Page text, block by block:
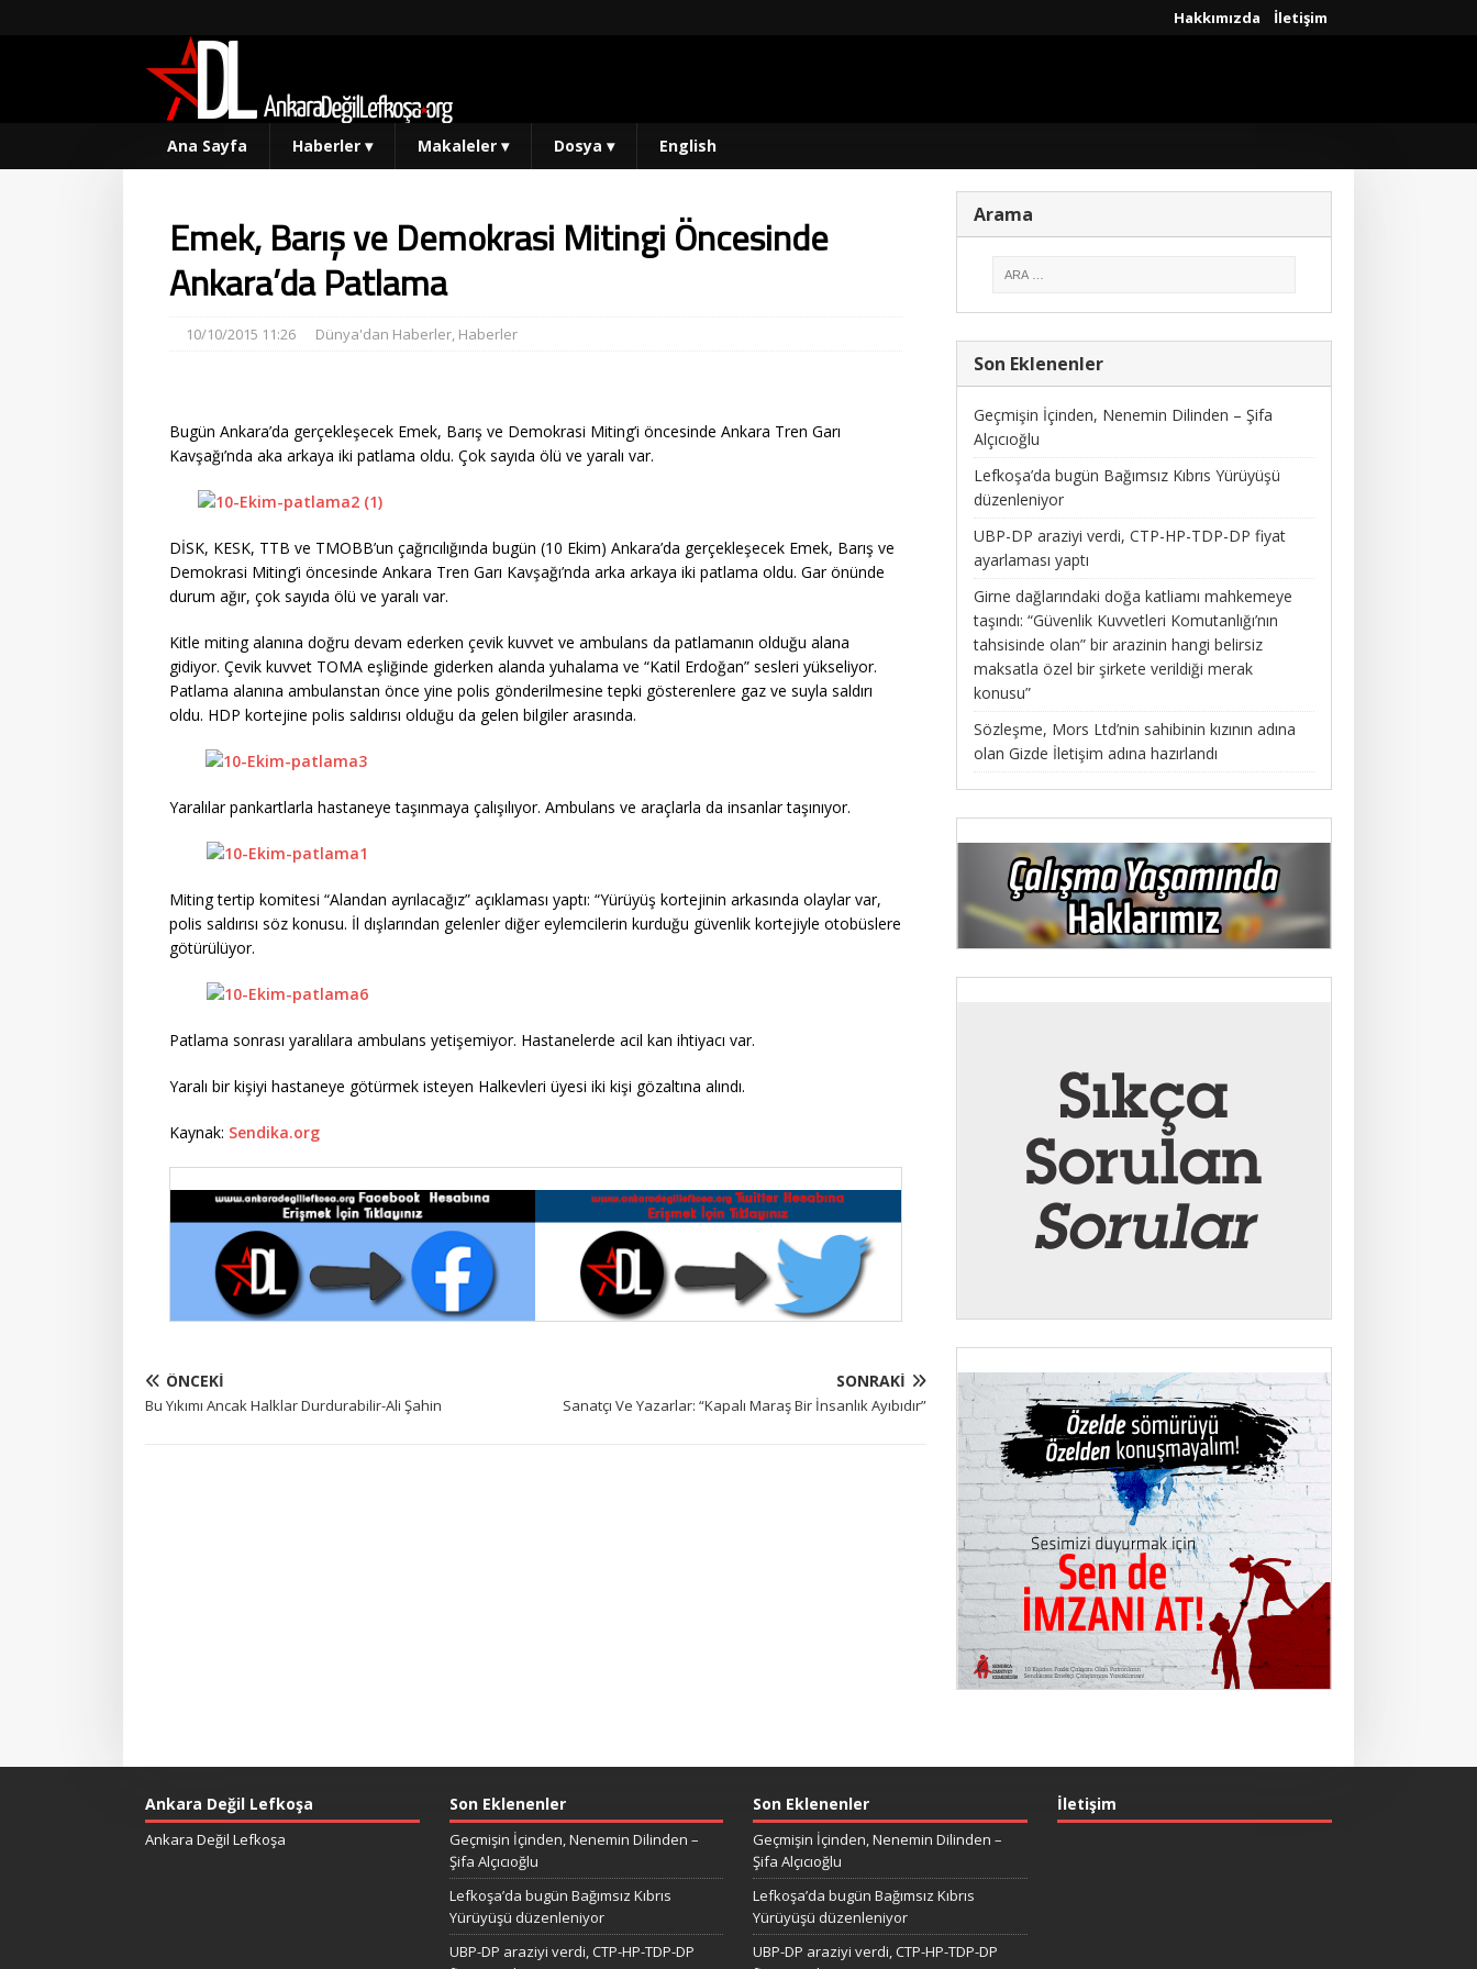
Hakkımızda İletişim
Ana Sayfa Haberler ▾ Makaleler ▾ Dosya ▾ English
Emek, Barış ve Demokrasi Mitingi Öncesinde
Ankara’da Patlama
10/10/2015 11:26 Dünya'dan Haberler, Haberler
Bugün Ankara’da gerçekleşecek Emek, Barış ve Demokrasi Miting’i öncesinde Ankara Tren Garı
Kavşağı’nda aka arkaya iki patlama oldu. Çok sayıda ölü ve yaralı var.
DİSK, KESK, TTB ve TMOBB’un çağrıcılığında bugün (10 Ekim) Ankara’da gerçekleşecek Emek, Barış ve
Demokrasi Miting’i öncesinde Ankara Tren Garı Kavşağı’nda arka arkaya iki patlama oldu. Gar önünde
durum ağır, çok sayıda ölü ve yaralı var.
Kitle miting alanına doğru devam ederken çevik kuvvet ve ambulans da patlamanın olduğu alana
gidiyor. Çevik kuvvet TOMA eşliğinde giderken alanda yuhalama ve “Katil Erdoğan” sesleri yükseliyor.
Patlama alanına ambulanstan önce yine polis gönderilmesine tepki gösterenlere gaz ve suyla saldırı
oldu. HDP kortejine polis saldırısı olduğu da gelen bilgiler arasında.
Yaralılar pankartlarla hastaneye taşınmaya çalışılıyor. Ambulans ve araçlarla da insanlar taşınıyor.
Miting tertip komitesi “Alandan ayrılacağız” açıklaması yaptı: “Yürüyüş kortejinin arkasında olaylar var,
polis saldırısı söz konusu. İl dışlarından gelenler diğer eylemcilerin kurduğu güvenlik kortejiyle otobüslere
götürülüyor.
Patlama sonrası yaralılara ambulans yetişemiyor. Hastanelerde acil kan ihtiyacı var.
Yaralı bir kişiyi hastaneye götürmek isteyen Halkevleri üyesi iki kişi gözaltına alındı.
Kaynak: Sendika.org
ÖNCEKI
Bu Yıkımı Ancak Halklar Durdurabilir-Ali Şahin
SONRAKI
Sanatçı Ve Yazarlar: “Kapalı Maraş Bir İnsanlık Ayıbıdır”
Arama
Son Eklenenler
Geçmişin İçinden, Nenemin Dilinden – Şifa
Alçıcıoğlu
Lefkoşa’da bugün Bağımsız Kıbrıs Yürüyüşü
düzenleniyor
UBP-DP araziyi verdi, CTP-HP-TDP-DP fiyat
ayarlaması yaptı
Girne dağlarındaki doğa katliamı mahkemeye
taşındı: “Güvenlik Kuvvetleri Komutanlığı’nın
tahsisinde olan” bir arazinin hangi belirsiz
maksatla özel bir şirkete verildiği merak
konusu”
Sözleşme, Mors Ltd’nin sahibinin kızının adına
olan Gizde İletişim adına hazırlandı
Ankara Değil Lefkoşa
Ankara Değil Lefkoşa
Son Eklenenler
Geçmişin İçinden, Nenemin Dilinden –
Şifa Alçıcıoğlu
Lefkoşa’da bugün Bağımsız Kıbrıs
Yürüyüşü düzenleniyor
UBP-DP araziyi verdi, CTP-HP-TDP-DP
Son Eklenenler
Geçmişin İçinden, Nenemin Dilinden –
Şifa Alçıcıoğlu
Lefkoşa’da bugün Bağımsız Kıbrıs
Yürüyüşü düzenleniyor
UBP-DP araziyi verdi, CTP-HP-TDP-DP
İletişim